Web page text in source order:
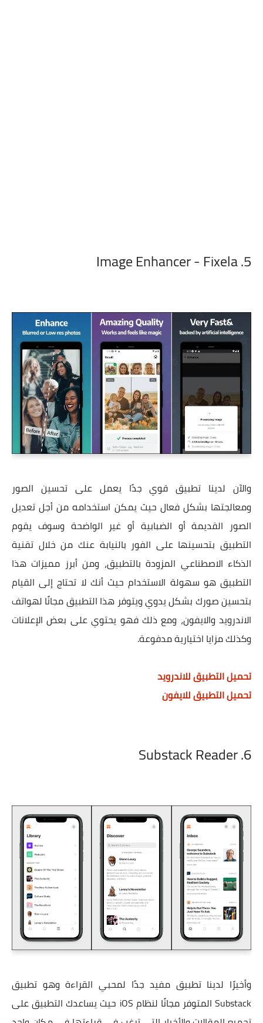
5. Image Enhancer - Fixela
والآن لدينا تطبيق قوي جدًا يعمل على تحسين الصور
ومعالجتها بشكل فعال حيث يمكن استخدامه من أجل تعديل
الصور القديمة أو الضبابية أو غير الواضحة وسوف يقوم
التطبيق بتحسينها على الفور بالنيابة عنك من خلال تقنية
الذكاء الاصطناعي المزودة بالتطبيق، ومن أبرز مميزات هذا
التطبيق هو سهولة الاستخدام حيث أنك لا تحتاج إلى القيام
بتحسين صورك بشكل يدوي ويتوفر هذا التطبيق مجانًا لهواتف
الاندرويد والايفون، ومع ذلك فهو يحتوي على بعض الإعلانات
وكذلك مزايا اختيارية مدفوعة.
تحميل التطبيق للاندرويد
تحميل التطبيق للايفون
6. Substack Reader
وأخيرًا لدينا تطبيق مفيد جدًا لمحبي القراءة وهو تطبيق
Substack المتوفر مجانًا لنظام iOS حيث يساعدك التطبيق على